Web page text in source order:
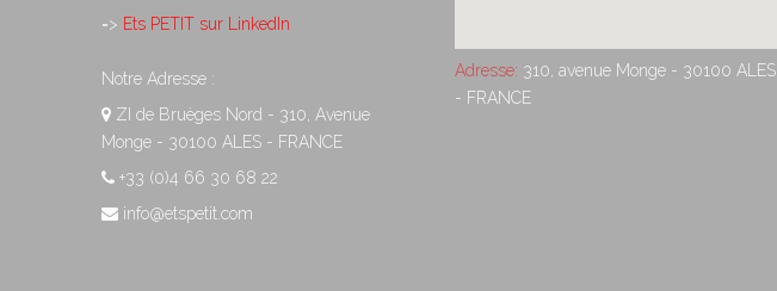
=> Ets PETIT sur LinkedIn
Notre Adresse :
ZI de Bruèges Nord - 310, Avenue
Monge - 30100 ALES - FRANCE
+33 (0)4 66 30 68 22
info@etspetit.com
Adresse: 310, avenue Monge - 30100 ALES
- FRANCE